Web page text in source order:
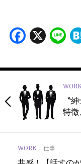
X
〝
特
WORK 仕事